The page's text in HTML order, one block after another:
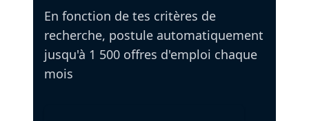
En fonction de tes critères de
recherche, postule automatiquement
jusqu'à 1 500 offres d'emploi chaque
mois